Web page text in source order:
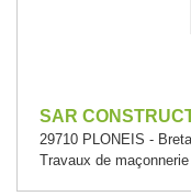
SAR
29710 PLONEIS -
Travaux de